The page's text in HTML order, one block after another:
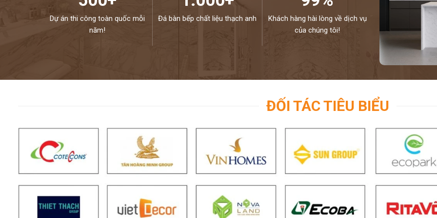
Dự án thi công toàn quốc mỗi
năm!
Đá bàn bếp chất liệu thạch anh
Khách hàng hài lòng về dịch vụ
của chúng tôi!
ĐỐI TÁC TIÊU BIỂU